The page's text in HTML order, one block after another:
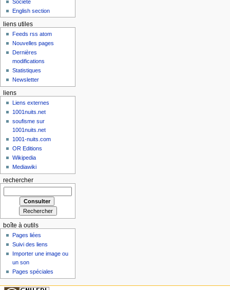
Société
English section
liens utiles
Feeds rss atom
Nouvelles pages
Dernières
modifications
Statistiques
Newsletter
liens
Liens externes
1001nuits.net
soufisme sur
1001nuits.net
1001-nuits.com
OR Editions
Wikipedia
Mediawiki
rechercher
boîte à outils
Pages liées
Suivi des liens
Importer une image ou
un son
Pages spéciales